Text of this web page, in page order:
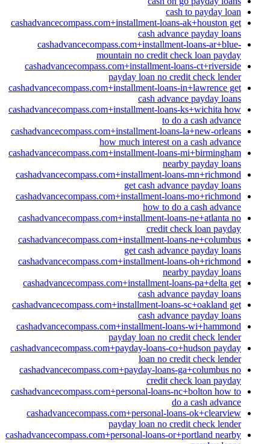
cash to payday loan
cashadvancecompass.com+installment-loans-ak+houston get
cash advance payday loans
cashadvancecompass.com+installment-loans-ar+blue-
mountain no credit check loan payday
cashadvancecompass.com+installment-loans-ct+riverside
payday loan no credit check lender
cashadvancecompass.com+installment-loans-in+lawrence get
cash advance payday loans
cashadvancecompass.com+installment-loans-ks+wichita how
to do a cash advance
cashadvancecompass.com+installment-loans-la+new-orleans
how much interest on a cash advance
cashadvancecompass.com+installment-loans-mi+birmingham
nearby payday loans
cashadvancecompass.com+installment-loans-mn+richmond
get cash advance payday loans
cashadvancecompass.com+installment-loans-mo+richmond
how to do a cash advance
cashadvancecompass.com+installment-loans-ne+atlanta no
credit check loan payday
cashadvancecompass.com+installment-loans-ne+columbus
get cash advance payday loans
cashadvancecompass.com+installment-loans-oh+richmond
nearby payday loans
cashadvancecompass.com+installment-loans-pa+delta get
cash advance payday loans
cashadvancecompass.com+installment-loans-sc+oakland get
cash advance payday loans
cashadvancecompass.com+installment-loans-wi+hammond
payday loan no credit check lender
cashadvancecompass.com+payday-loans-co+hudson payday
loan no credit check lender
cashadvancecompass.com+payday-loans-ga+columbus no
credit check loan payday
cashadvancecompass.com+personal-loans-nc+bolton how to
do a cash advance
cashadvancecompass.com+personal-loans-ok+clearview
payday loan no credit check lender
cashadvancecompass.com+personal-loans-or+portland nearby